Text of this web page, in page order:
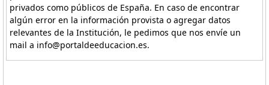
privados como públicos de España. En caso de encontrar
algún error en la información provista o agregar datos
relevantes de la Institución, le pedimos que nos envíe un
mail a info@portaldeeducacion.es.